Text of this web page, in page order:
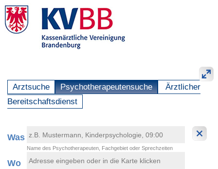
Arztsuche Psychotherapeutensuche
Ärztlicher
Bereitschaftsdienst
Was
Name des Psychotherapeuten, Fachgebiet oder Sprechzeiten
Wo